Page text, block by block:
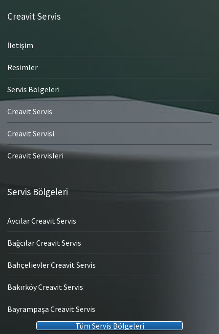
Creavit Servis
İletişim
Resimler
Servis Bölgeleri
Creavit Servis
Creavit Servisi
Creavit Servisleri
Servis Bölgeleri
Avcılar Creavit Servis
Bağcılar Creavit Servis
Bahçelievler Creavit Servis
Bakırköy Creavit Servis
Bayrampaşa Creavit Servis
Tüm Servis Bölgeleri